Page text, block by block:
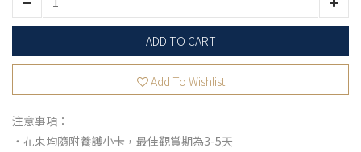
ADD TO CART
Add To Wishlist
注意事項：
・花束均隨附養護小卡，最佳觀賞期為3-5天